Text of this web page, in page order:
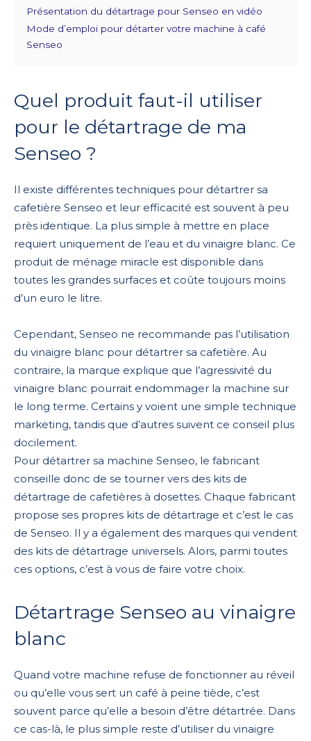
Présentation du détartrage pour Senseo en vidéo
Mode d’emploi pour détarter votre machine à café
Senseo
Quel produit faut-il utiliser
pour le détartrage de ma
Senseo ?
Il existe différentes techniques pour détartrer sa
cafetière Senseo et leur efficacité est souvent à peu
près identique. La plus simple à mettre en place
requiert uniquement de l’eau et du vinaigre blanc. Ce
produit de ménage miracle est disponible dans
toutes les grandes surfaces et coûte toujours moins
d’un euro le litre.
Cependant, Senseo ne recommande pas l’utilisation
du vinaigre blanc pour détartrer sa cafetière. Au
contraire, la marque explique que l’agressivité du
vinaigre blanc pourrait endommager la machine sur
le long terme. Certains y voient une simple technique
marketing, tandis que d’autres suivent ce conseil plus
docilement.
Pour détartrer sa machine Senseo, le fabricant
conseille donc de se tourner vers des kits de
détartrage de cafetières à dosettes. Chaque fabricant
propose ses propres kits de détartrage et c’est le cas
de Senseo. Il y a également des marques qui vendent
des kits de détartrage universels. Alors, parmi toutes
ces options, c’est à vous de faire votre choix.
Détartrage Senseo au vinaigre
blanc
Quand votre machine refuse de fonctionner au réveil
ou qu’elle vous sert un café à peine tiède, c’est
souvent parce qu’elle a besoin d’être détartrée. Dans
ce cas-là, le plus simple reste d’utiliser du vinaigre